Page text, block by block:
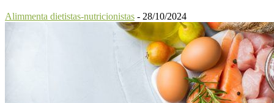
Alimmenta dietistas-nutricionistas - 28/10/2024